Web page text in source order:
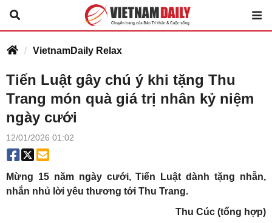
VietnamDaily Relax
Tiến Luật gây chú ý khi tặng Thu
Trang món quà giá trị nhân kỷ niệm
ngày cưới
12/01/2026 01:02
Mừng 15 năm ngày cưới, Tiến Luật dành tặng nhẫn,
nhắn nhủ lời yêu thương tới Thu Trang.
Thu Cúc (tổng hợp)